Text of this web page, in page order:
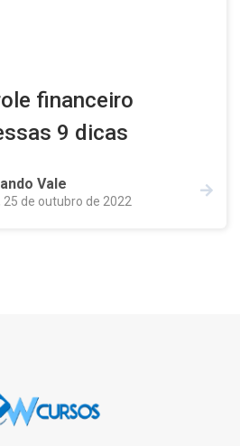
financeiro
9 dicas
Vale
25 de outubro de 2022